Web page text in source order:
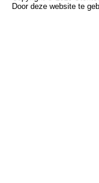
Door deze website te